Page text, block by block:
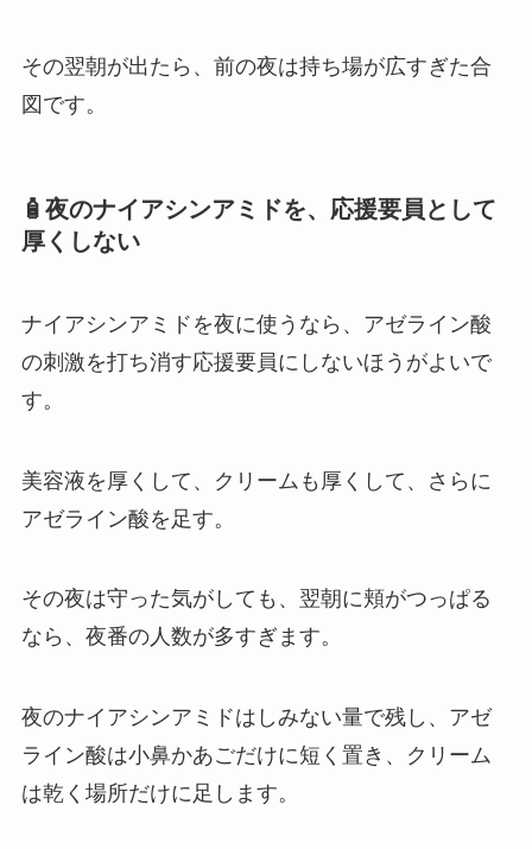
その翌朝が出たら、前の夜は持ち場が広すぎた合
図です。
🧴夜のナイアシンアミドを、応援要員として
厚くしない
ナイアシンアミドを夜に使うなら、アゼライン酸
の刺激を打ち消す応援要員にしないほうがよいで
す。
美容液を厚くして、クリームも厚くして、さらに
アゼライン酸を足す。
その夜は守った気がしても、翌朝に頬がつっぱる
なら、夜番の人数が多すぎます。
夜のナイアシンアミドはしみない量で残し、アゼ
ライン酸は小鼻かあごだけに短く置き、クリーム
は乾く場所だけに足します。